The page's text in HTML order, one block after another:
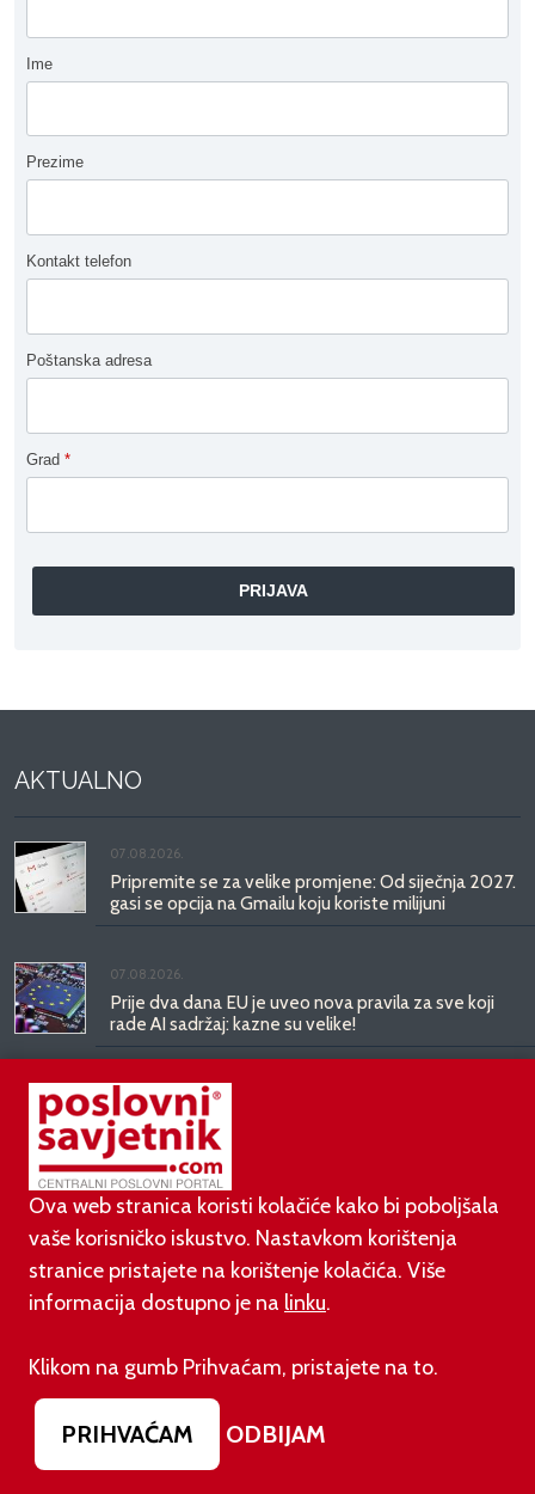
Ime
Prezime
Kontakt telefon
Poštanska adresa
Grad *
AKTUALNO
07.08.2026.
Pripremite se za velike promjene: Od siječnja 2027.
gasi se opcija na Gmailu koju koriste milijuni
07.08.2026.
Prije dva dana EU je uveo nova pravila za sve koji
rade AI sadržaj: kazne su velike!
03.08.2026.
Otvoren jedan od najvećih family hotela na
srednjem Jadranu
01.08.2026.
Novi zakon o najmu bolje štiti najmoprimce, ali i
najmodavce
PODUZETNIŠTVO
01.08.2026.
adidas i Hrvatski nogometni savez objavili
Ova web stranica koristi kolačiće kako bi poboljšala
vaše korisničko iskustvo. Nastavkom korištenja
stranice pristajete na korištenje kolačića. Više
informacija dostupno je na linku.
Klikom na gumb Prihvaćam, pristajete na to.
PRIHVAĆAM ODBIJAM